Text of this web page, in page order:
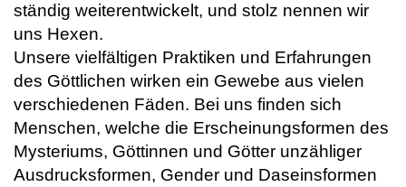
ständig weiterentwickelt, und stolz nennen wir
uns Hexen.
Unsere vielfältigen Praktiken und Erfahrungen
des Göttlichen wirken ein Gewebe aus vielen
verschiedenen Fäden. Bei uns finden sich
Menschen, welche die Erscheinungsformen des
Mysteriums, Göttinnen und Götter unzähliger
Ausdrucksformen, Gender und Daseinsformen